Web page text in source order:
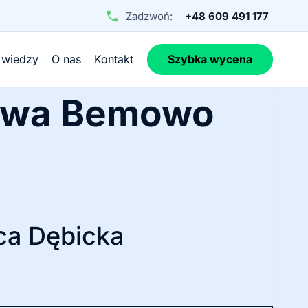
Zadzwoń: +48 609 491 177
O nas Kontakt Szybka wycena
Bemowo
Dębicka